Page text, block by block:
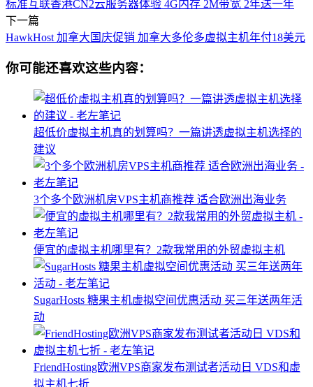
标准互联香港CN2云服务器体验 4G内存 2M带宽 2年送一年
下一篇
HawkHost 加拿大国庆促销 加拿大多伦多虚拟主机年付18美元
你可能还喜欢这些内容：
超低价虚拟主机真的划算吗？一篇讲透虚拟主机选择的
建议
3个多个欧洲机房VPS主机商推荐 适合欧洲出海业务
便宜的虚拟主机哪里有？2款我常用的外贸虚拟主机
SugarHosts 糖果主机虚拟空间优惠活动 买三年送两年活
动
FriendHosting欧洲VPS商家发布测试者活动日 VDS和虚
拟主机七折